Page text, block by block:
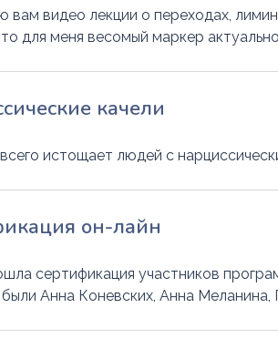
вам видео лекции о переходах,
для меня весомый маркер
качели
истощает людей с
он-лайн
сертификация участников
Анна Коневских, Анна Меланина,